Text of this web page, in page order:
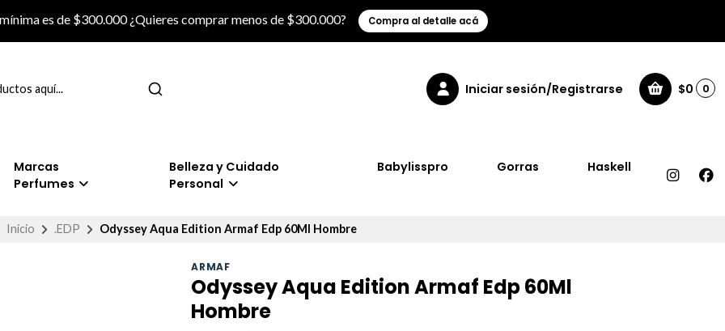
es de $300.000 ¿Quieres comprar menos de $300.000? Compra al detalle acá
Iniciar sesión/Registrarse $0 0
Marcas
Perfumes
Belleza y Cuidado
Personal
Babylisspro Gorras Haskell
Inicio .EDP Odyssey Aqua Edition Armaf Edp 60Ml Hombre
ARMAF
Odyssey Aqua Edition Armaf Edp 60Ml
Hombre